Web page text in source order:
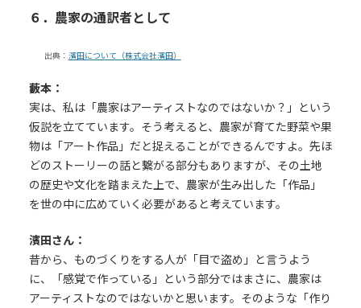
６．農家の通訳者として
出典： 濱田について（株式会社濱田）
藪本：
実は、私は「農家はアーティストなのではないか？」という
仮説を立てています。そう考えると、農家が育てた野菜や果
物は「アート作品」だと捉えることができるんですよ。先ほ
どのストーリーの話と繋がる部分もありますが、その土地
の歴史や文化を踏まえた上で、農家が生み出した「作品」
を世の中に広めていく必要があると考えています。
濱田さん：
昔から、ものづくりをする人が「目で盗め」と言うよう
に、「感覚で作っている」という部分ではまさに、農家は
アーティストなのではないかと思います。そのような「作り